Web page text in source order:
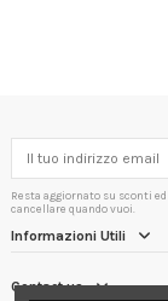
Resta aggiornato su sconti
cancellare quando vuoi.
Informazioni Utili
Contact us